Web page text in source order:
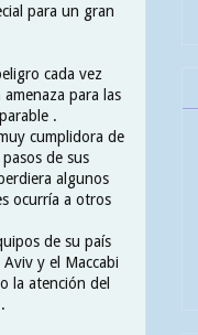
para un gran
cada vez
para las
.
cumplidora de
de sus
algunos
ocurría a otros
de su país
y el Maccabi
la atención del